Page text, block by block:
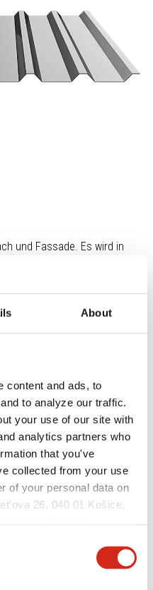
About
content and ads, to
to analyze our traffic.
your use of our site with
analytics partners who
that you've
collected from your use
of your personal data on
26, 040 01 Košice,
NIP:
number: 53 915 241,
und Fassade. Es wird in
verwendet und oft mit
seiner Parameter ist es
Bauwesen